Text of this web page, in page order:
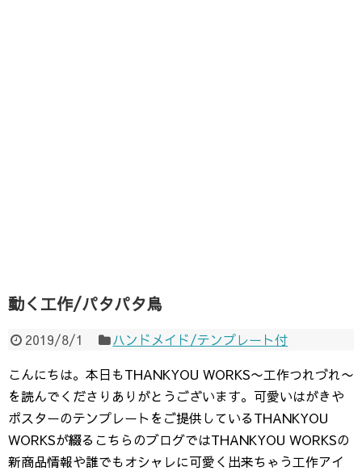
動く工作/パタパタ鳥
2019/8/1
ハンドメイド/テンプレート付
こんにちは。本日もTHANKYOU WORKS〜工作つれづれ〜
を読んでくださりありがとうございます。可愛いはがきや
ポスターのテンプレートをご提供しているTHANKYOU
WORKSが綴るこちらのブログではTHANKYOU WORKSの
新商品情報や誰でもオシャレに可愛く出来ちゃう工作アイ